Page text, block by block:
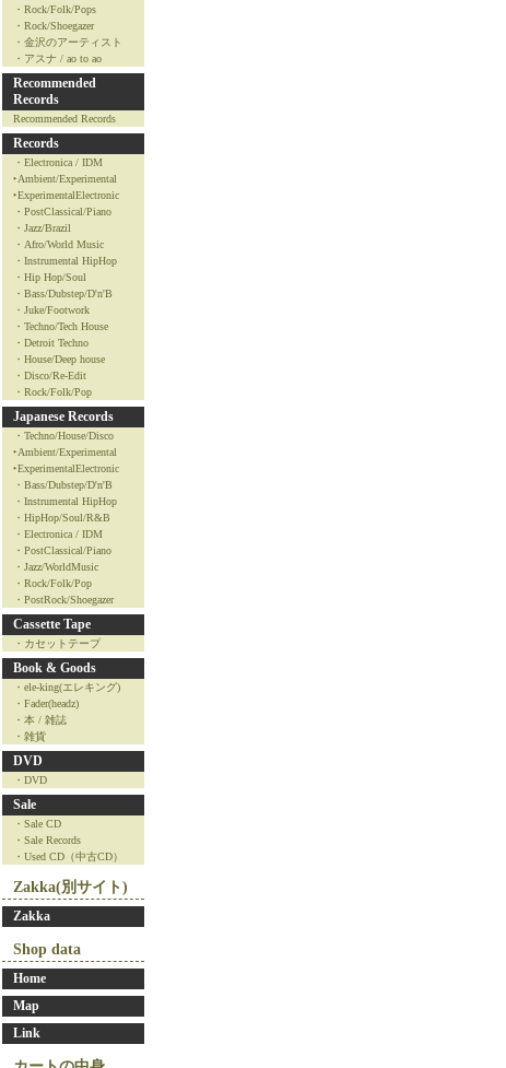
・Rock/Folk/Pops
・Rock/Shoegazer
・金沢のアーティスト
・アスナ / ao to ao
Recommended
Records
Recommended Records
Records
・Electronica / IDM
‣Ambient/Experimental
‣ExperimentalElectronic
・PostClassical/Piano
・Jazz/Brazil
・Afro/World Music
・Instrumental HipHop
・Hip Hop/Soul
・Bass/Dubstep/D'n'B
・Juke/Footwork
・Techno/Tech House
・Detroit Techno
・House/Deep house
・Disco/Re-Edit
・Rock/Folk/Pop
Japanese Records
・Techno/House/Disco
‣Ambient/Experimental
‣ExperimentalElectronic
・Bass/Dubstep/D'n'B
・Instrumental HipHop
・HipHop/Soul/R&B
・Electronica / IDM
・PostClassical/Piano
・Jazz/WorldMusic
・Rock/Folk/Pop
・PostRock/Shoegazer
Cassette Tape
・カセットテープ
Book & Goods
・ele-king(エレキング)
・Fader(headz)
・本 / 雑誌
・雑貨
DVD
・DVD
Sale
・Sale CD
・Sale Records
・Used CD（中古CD）
Zakka(別サイト)
Zakka
Shop data
Home
Map
Link